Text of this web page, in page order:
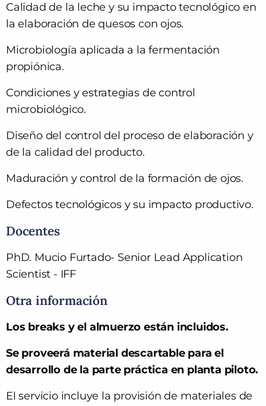
Calidad de la leche y su impacto tecnológico en
la elaboración de quesos con ojos.
Microbiología aplicada a la fermentación
propiónica.
Condiciones y estrategias de control
microbiológico.
Diseño del control del proceso de elaboración y
de la calidad del producto.
Maduración y control de la formación de ojos.
Defectos tecnológicos y su impacto productivo.
Docentes
PhD. Mucio Furtado- Senior Lead Application
Scientist - IFF
Otra información
Los breaks y el almuerzo están incluidos.
Se proveerá material descartable para el
desarrollo de la parte práctica en planta piloto.
El servicio incluye la provisión de materiales de